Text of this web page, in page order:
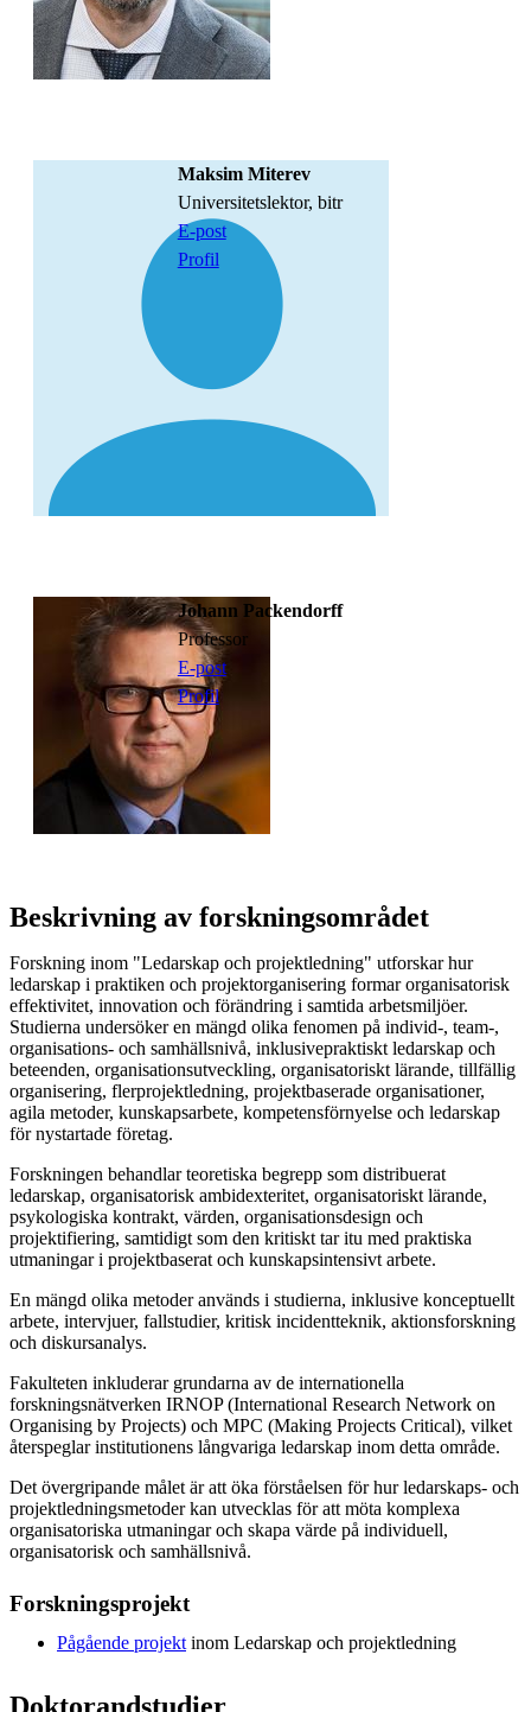
Maksim Miterev
universitetslektor, bitr
E-post
Profil
Johann Packendorff
professor
E-post
Profil
Beskrivning av forskningsområdet
Forskning inom "Ledarskap och projektledning" utforskar hur
ledarskap i praktiken och projektorganisering formar organisatorisk
effektivitet, innovation och förändring i samtida arbetsmiljöer.
Studierna undersöker en mängd olika fenomen på individ-, team-,
organisations- och samhällsnivå, inklusivepraktiskt ledarskap och
beteenden, organisationsutveckling, organisatoriskt lärande, tillfällig
organisering, flerprojektledning, projektbaserade organisationer,
agila metoder, kunskapsarbete, kompetensförnyelse och ledarskap
för nystartade företag.
Forskningen behandlar teoretiska begrepp som distribuerat
ledarskap, organisatorisk ambidexteritet, organisatoriskt lärande,
psykologiska kontrakt, värden, organisationsdesign och
projektifiering, samtidigt som den kritiskt tar itu med praktiska
utmaningar i projektbaserat och kunskapsintensivt arbete.
En mängd olika metoder används i studierna, inklusive konceptuellt
arbete, intervjuer, fallstudier, kritisk incidentteknik, aktionsforskning
och diskursanalys.
Fakulteten inkluderar grundarna av de internationella
forskningsnätverken IRNOP (International Research Network on
Organising by Projects) och MPC (Making Projects Critical), vilket
återspeglar institutionens långvariga ledarskap inom detta område.
Det övergripande målet är att öka förståelsen för hur ledarskaps- och
projektledningsmetoder kan utvecklas för att möta komplexa
organisatoriska utmaningar och skapa värde på individuell,
organisatorisk och samhällsnivå.
Forskningsprojekt
Pågående projekt inom Ledarskap och projektledning
Doktorandstudier